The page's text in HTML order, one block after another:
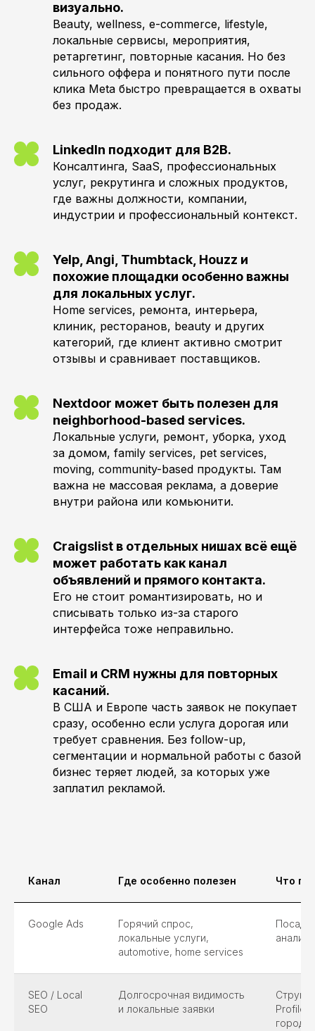
визуально.
Beauty, wellness, e-commerce, lifestyle,
локальные сервисы, мероприятия,
ретаргетинг, повторные касания. Но без
сильного оффера и понятного пути после
клика Meta быстро превращается в охваты
без продаж.
LinkedIn подходит для B2B.
Консалтинга, SaaS, профессиональных
услуг, рекрутинга и сложных продуктов,
где важны должности, компании,
индустрии и профессиональный контекст.
Yelp, Angi, Thumbtack, Houzz и
похожие площадки особенно важны
для локальных услуг.
Home services, ремонта, интерьера,
клиник, ресторанов, beauty и других
категорий, где клиент активно смотрит
отзывы и сравнивает поставщиков.
Nextdoor может быть полезен для
neighborhood-based services.
Локальные услуги, ремонт, уборка, уход
за домом, family services, pet services,
moving, community-based продукты. Там
важна не массовая реклама, а доверие
внутри района или комьюнити.
Craigslist в отдельных нишах всё ещё
может работать как канал
объявлений и прямого контакта.
Его не стоит романтизировать, но и
списывать только из-за старого
интерфейса тоже неправильно.
Email и CRM нужны для повторных
касаний.
В США и Европе часть заявок не покупает
сразу, особенно если услуга дорогая или
требует сравнения. Без follow-up,
сегментации и нормальной работы с базой
бизнес теряет людей, за которых уже
заплатил рекламой.
Канал Где особенно полезен Что
Google Ads
Горячий спрос,
локальные услуги,
automotive, home services
SEO / Local
SEO
Долгосрочная видимость
и локальные заявки
Profile,
города